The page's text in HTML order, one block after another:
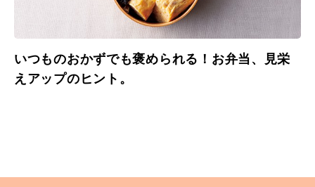
いつものおかずでも褒められる！お弁当、見栄
えアップのヒント。